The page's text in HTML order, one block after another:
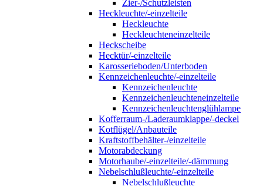
Zier-/Schutzleisten
Heckleuchte/-einzelteile
Heckleuchte
Heckleuchteneinzelteile
Heckscheibe
Hecktür/-einzelteile
Karosserieboden/Unterboden
Kennzeichenleuchte/-einzelteile
Kennzeichenleuchte
Kennzeichenleuchteneinzelteile
Kennzeichenleuchtenglühlampe
Kofferraum-/Laderaumklappe/-deckel
Kotflügel/Anbauteile
Kraftstoffbehälter-/einzelteile
Motorabdeckung
Motorhaube/-einzelteile/-dämmung
Nebelschlußleuchte/-einzelteile
Nebelschlußleuchte